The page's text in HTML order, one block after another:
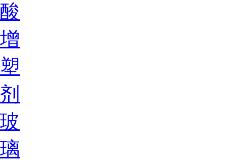
酸
增
塑
剂
玻
璃